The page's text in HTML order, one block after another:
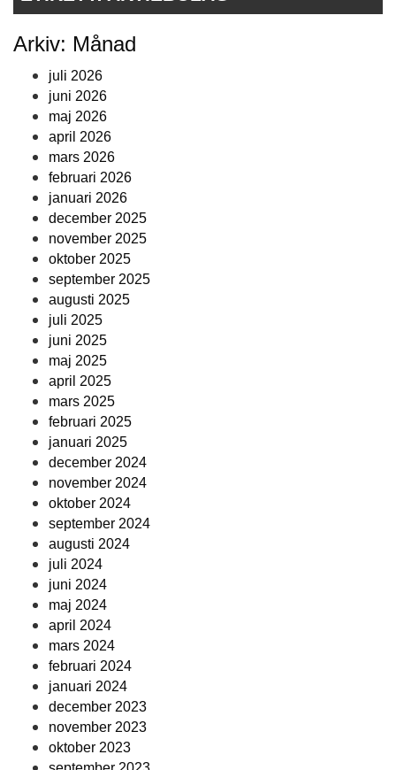
Arkiv: Månad
juli 2026
juni 2026
maj 2026
april 2026
mars 2026
februari 2026
januari 2026
december 2025
november 2025
oktober 2025
september 2025
augusti 2025
juli 2025
juni 2025
maj 2025
april 2025
mars 2025
februari 2025
januari 2025
december 2024
november 2024
oktober 2024
september 2024
augusti 2024
juli 2024
juni 2024
maj 2024
april 2024
mars 2024
februari 2024
januari 2024
december 2023
november 2023
oktober 2023